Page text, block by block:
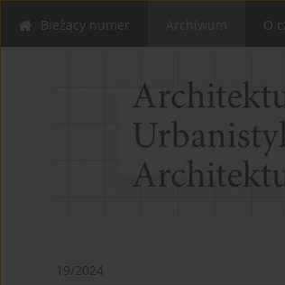
Bieżący numer O
19/2024